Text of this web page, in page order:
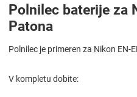
Polnilec baterije za
Patona
Polnilec je primeren za Nikon EN-
V kompletu dobite: